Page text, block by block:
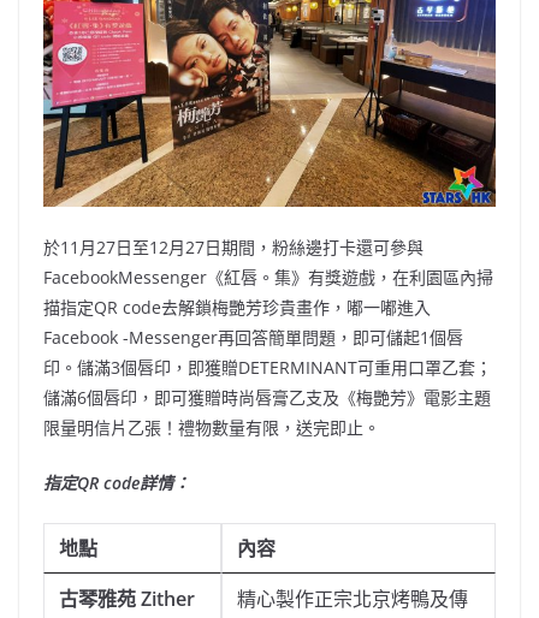
於11月27日至12月27日期間，粉絲邊打卡還可參與
FacebookMessenger《紅唇。集》有獎遊戲，在利園區內掃
描指定QR code去解鎖梅艷芳珍貴畫作，嘟一嘟進入
Facebook -Messenger再回答簡單問題，即可儲起1個唇
印。儲滿3個唇印，即獲贈DETERMINANT可重用口罩乙套；
儲滿6個唇印，即可獲贈時尚唇膏乙支及《梅艷芳》電影主題
限量明信片乙張！禮物數量有限，送完即止。
指定QR code詳情：
地點
內容
古琴雅苑Zither
精心製作正宗北京烤鴨及傳